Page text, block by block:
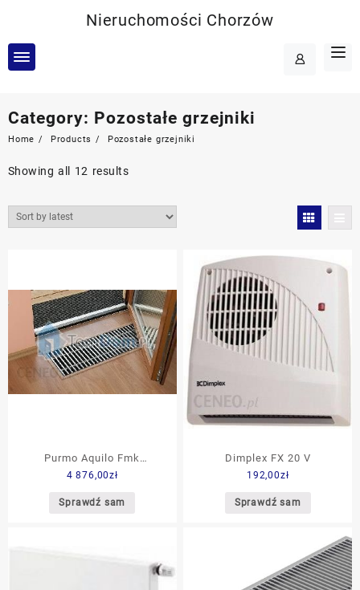
content
Nieruchomości Chorzów
Category: Pozostałe grzejniki
Home Products Pozostałe grzejniki
Showing all 12 results
Purmo Aquilo Fmk
90X2700X340
4 876,00zł
Sprawdź sam
Dimplex FX 20 V
192,00zł
Sprawdź sam